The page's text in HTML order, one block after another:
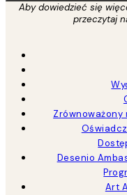
Aby dowiedzieć się
przeczytaj
Zrównoważony
Desenio
Art